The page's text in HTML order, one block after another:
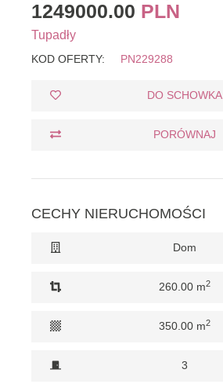
1249000.00 PLN
Tupadły
KOD OFERTY: PN229288
DO SCHOWKA
PORÓWNAJ
CECHY NIERUCHOMOŚCI
Dom
260.00 m2
350.00 m2
3